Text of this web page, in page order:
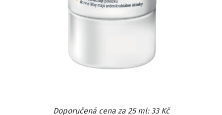
Doporučená cena za 25 ml: 33 Kč